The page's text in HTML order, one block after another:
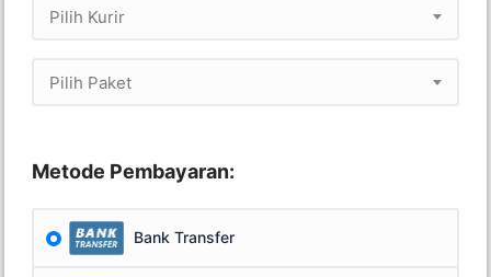
Pilih Kurir
Pilih Paket
Metode Pembayaran:
Bank Transfer